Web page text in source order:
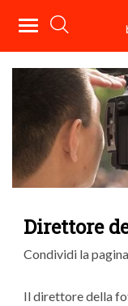
Direttore
Condividi la
Il direttore della